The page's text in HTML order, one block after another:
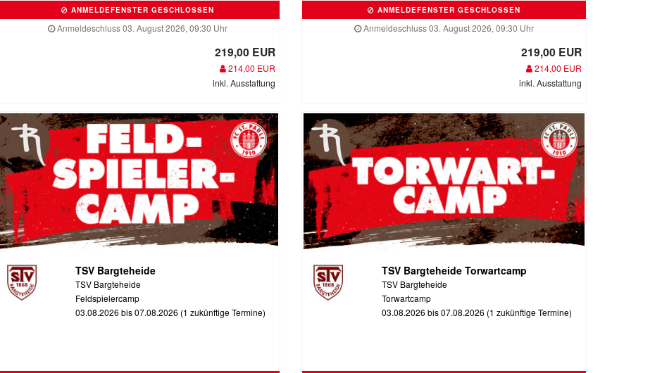
ANMELDEFENSTER GESCHLOSSEN
Anmeldeschluss 03. August 2026, 09:30 Uhr
219,00 EUR
214,00 EUR
inkl. Ausstattung
ANMELDEFENSTER GESCHLOSSEN
Anmeldeschluss 03. August 2026, 09:30 Uhr
219,00 EUR
214,00 EUR
inkl. Ausstattung
TSV Bargteheide
TSV Bargteheide
Feldspielercamp
03.08.2026 bis 07.08.2026 (1 zukünftige Termine)
TSV Bargteheide Torwartcamp
TSV Bargteheide
Torwartcamp
03.08.2026 bis 07.08.2026 (1 zukünftige Termine)